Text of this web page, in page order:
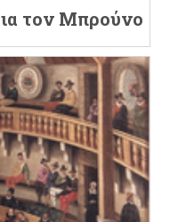
τον Μπρούνο